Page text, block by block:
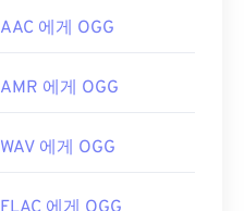
AAC 에게 OGG
AMR 에게 OGG
WAV 에게 OGG